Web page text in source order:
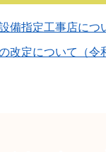
備指定工事店につ
改定について（令